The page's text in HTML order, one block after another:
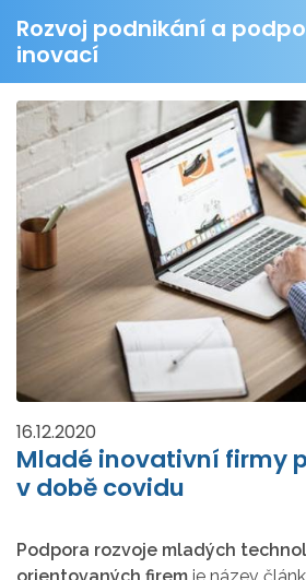
Rozvoj podnikání a
inovací
16.12.2020
Mladé inovativní firmy
v době covidu
Podpora rozvoje mladých